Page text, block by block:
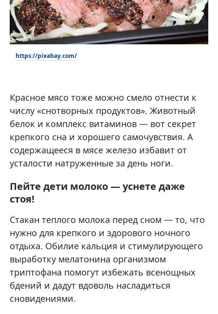
https://pixabay.com/
Красное мясо тоже можно смело отнести к
числу «снотворных продуктов». Животный
белок и комплекс витаминов — вот секрет
крепкого сна и хорошего самочувствия. А
содержащееся в мясе железо избавит от
усталости натруженные за день ноги.
Пейте дети молоко — уснете даже
стоя!
Стакан теплого молока перед сном — то, что
нужно для крепкого и здорового ночного
отдыха. Обилие кальция и стимулирующего
выработку мелатонина организмом
триптофана помогут избежать всенощных
бдений и дадут вдоволь насладиться
сновидениями.